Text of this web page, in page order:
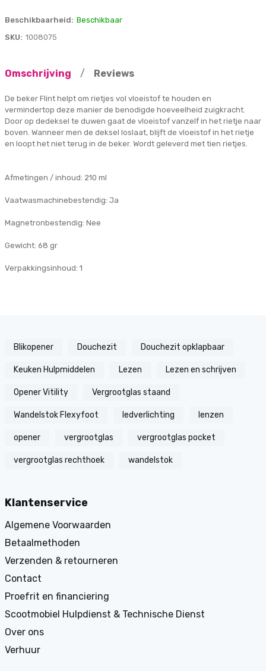
Beschikbaarheid: Beschikbaar
SKU: 1008075
Omschrijving / Reviews
De beker Flint helpt om rietjes vol vloeistof te houden en
vermindertop deze manier de benodigde hoeveelheid zuigkracht.
Door op dedeksel te duwen gaat de vloeistof vanzelf in het rietje naar
boven. Wanneer men de deksel loslaat, blijft de vloeistof in het rietje
en loopt het niet terug in de beker. Wordt geleverd met tien rietjes.
Afmetingen / inhoud: 210 ml
Vaatwasmachinebestendig: Ja
Magnetronbestendig: Nee
Gewicht: 68 gr
Verpakkingsinhoud: 1
Blikopener Douchezit Douchezit opklapbaar
Keuken Hulpmiddelen Lezen Lezen en schrijven
Opener Vitility Vergrootglas staand
Wandelstok Flexyfoot ledverlichting lenzen
opener vergrootglas vergrootglas pocket
vergrootglas rechthoek wandelstok
Klantenservice
Algemene Voorwaarden
Betaalmethoden
Verzenden & retourneren
Contact
Proefrit en financiering
Scootmobiel Hulpdienst & Technische Dienst
Over ons
Verhuur